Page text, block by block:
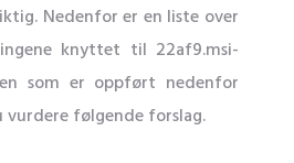
Nedenfor er en liste over
knyttet til 22af9.msi-
som er oppført nedenfor
vurdere følgende forslag.